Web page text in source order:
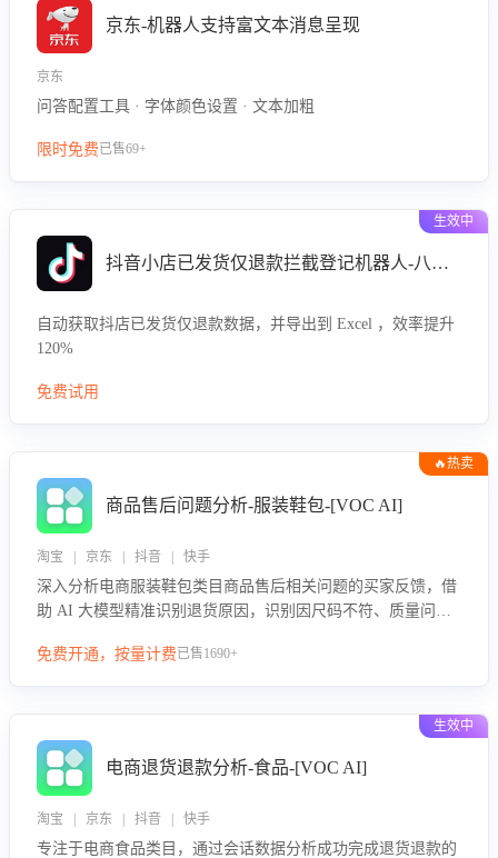
京东-机器人支持富文本消息呈现
京东
问答配置工具 · 字体颜色设置 · 文本加粗
限时免费已售69+
生效中
抖音小店已发货仅退款拦截登记机器人-八爪鱼
自动获取抖店已发货仅退款数据，并导出到 Excel ，效率提升
120%
免费试用
🔥热卖
商品售后问题分析-服装鞋包-[VOC AI]
淘宝 | 京东 | 抖音 | 快手
深入分析电商服装鞋包类目商品售后相关问题的买家反馈，借
助 AI 大模型精准识别退货原因，识别因尺码不符、质量问题
商家优化产品或服务，实现销售额的显著提升。
免费开通，按量计费已售1690+
生效中
电商退货退款分析-食品-[VOC AI]
淘宝 | 京东 | 抖音 | 快手
专注于电商食品类目，通过会话数据分析成功完成退货退款的